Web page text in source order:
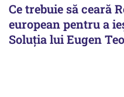
Ce trebuie să ceară
european pentru a
Soluția lui Eugen